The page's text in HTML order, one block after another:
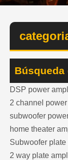
DSP power
2 channel
subwoofer
home theater
Subwoofer
2 way plate